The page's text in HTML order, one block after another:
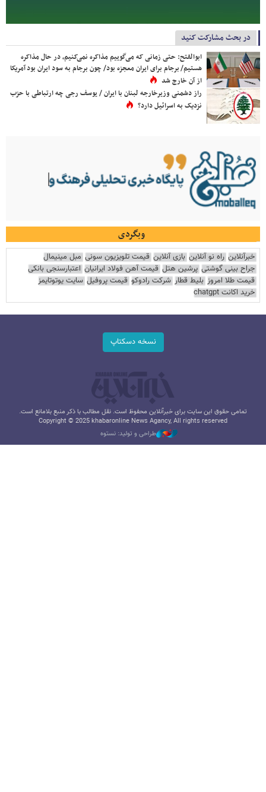
در بحث مشارکت کنید
ابوالفتح: حتی زمانی که می‌گوییم مذاکره نمی‌کنیم، در حال مذاکره
هستیم/ برجام برای ایران معجزه بود/ چون برجام به سود ایران بود آمریکا
از آن خارج شد
راز دشمنی وزیرخارجه لبنان با ایران / یوسف رجی چه ارتباطی با حزب
نزدیک به اسرائیل دارد؟
وبگردی
خبرآنلاین راه نو آنلاین بازی آنلاین قیمت تلویزیون سونی مبل مینیمال
جراح بینی گوشتی پرشین هتل قیمت آهن فولاد ایرانیان اعتبارسنجی بانکی
قیمت طلا امروز بلیط قطار شرکت رادوکو قیمت پروفیل سایت یوتوتایمز
خرید اکانت chatgpt
نسخه دسکتاپ
تمامی حقوق این سایت برای خبرآنلاین محفوظ است. نقل مطالب با ذکر منبع بلامانع است.
Copyright © 2025 khabaronline News Agancy, All rights reserved
طراحی و تولید: نستوه